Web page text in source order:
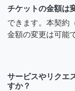
チケットの金額は
できます。本契約
金額の変更は可能
サービスやリクエ
すか？